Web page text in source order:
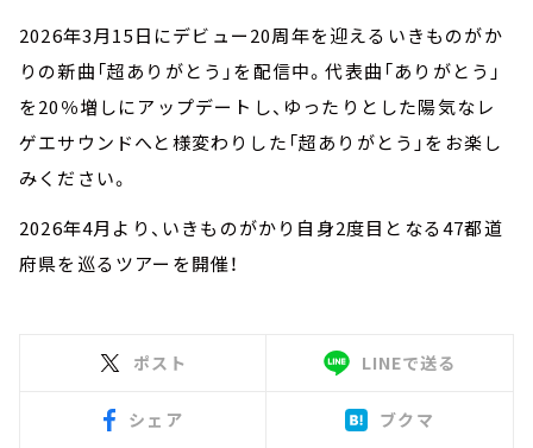
2026年3月15日にデビュー20周年を迎えるいきものがか
りの新曲「超ありがとう」を配信中。代表曲「ありがとう」
を20％増しにアップデートし、ゆったりとした陽気なレ
ゲエサウンドへと様変わりした「超ありがとう」をお楽し
みください。
2026年4月より、いきものがかり⾃⾝2度目となる47都道
府県を巡るツアーを開催！
ポスト LINEで送る
シェア ブクマ